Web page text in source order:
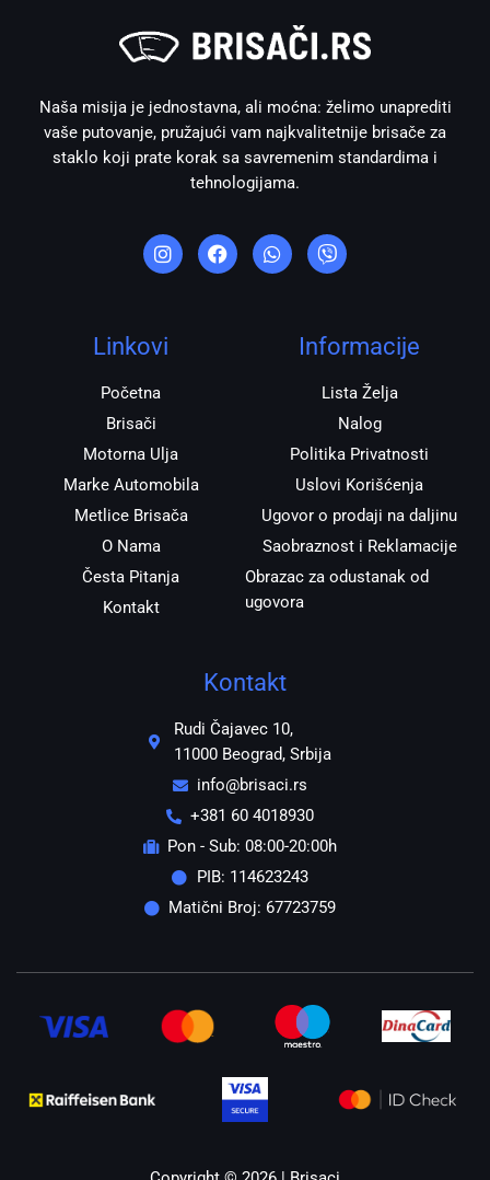
Naša misija je jednostavna, ali moćna: želimo unaprediti
vaše putovanje, pružajući vam najkvalitetnije brisače za
staklo koji prate korak sa savremenim standardima i
tehnologijama.
n
s
t
r
a
a
c
e
h
a
t
i
b
e
Linkovi
Početna
Brisači
Motorna Ulja
Marke Automobila
Metlice Brisača
O Nama
Česta Pitanja
Kontakt
Informacije
Lista Želja
Nalog
Politika Privatnosti
Uslovi Korišćenja
Ugovor o prodaji na daljinu
Saobraznost i Reklamacije
Obrazac za odustanak od
ugovora
Kontakt
Rudi Čajavec 10,
11000 Beograd, Srbija
info@brisaci.rs
+381 60 4018930
Pon - Sub: 08:00-20:00h
PIB: 114623243
Matični Broj: 67723759